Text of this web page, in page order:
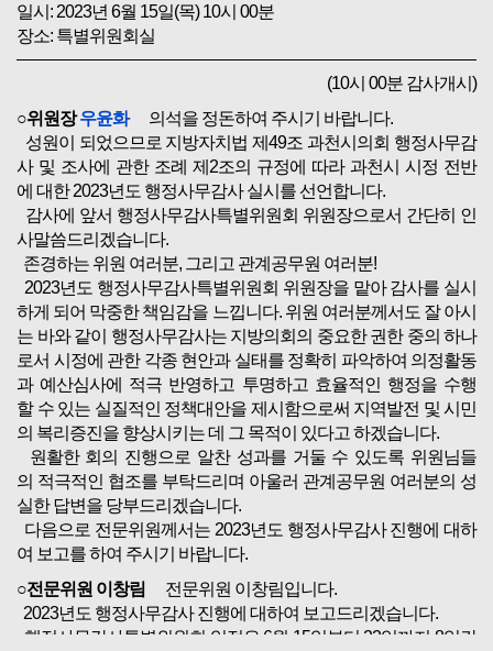
일시: 2023년 6월 15일(목) 10시 00분
장소: 특별위원회실
(10시 00분 감사개시)
○위원장우윤화의석을 정돈하여 주시기 바랍니다.
성원이 되었으므로 지방자치법 제49조 과천시의회 행정사무감
사 및 조사에 관한 조례 제2조의 규정에 따라 과천시 시정 전반
에 대한 2023년도 행정사무감사 실시를 선언합니다.
감사에 앞서 행정사무감사특별위원회 위원장으로서 간단히 인
사말씀드리겠습니다.
존경하는 위원 여러분, 그리고 관계공무원 여러분!
2023년도 행정사무감사특별위원회 위원장을 맡아 감사를 실시
하게 되어 막중한 책임감을 느낍니다. 위원 여러분께서도 잘 아시
는 바와 같이 행정사무감사는 지방의회의 중요한 권한 중의 하나
로서 시정에 관한 각종 현안과 실태를 정확히 파악하여 의정활동
과 예산심사에 적극 반영하고 투명하고 효율적인 행정을 수행
할 수 있는 실질적인 정책대안을 제시함으로써 지역발전 및 시민
의 복리증진을 향상시키는 데 그 목적이 있다고 하겠습니다.
원활한 회의 진행으로 알찬 성과를 거둘 수 있도록 위원님들
의 적극적인 협조를 부탁드리며 아울러 관계공무원 여러분의 성
실한 답변을 당부드리겠습니다.
다음으로 전문위원께서는 2023년도 행정사무감사 진행에 대하
여 보고를 하여 주시기 바랍니다.
○전문위원 이창림 전문위원 이창림입니다.
2023년도 행정사무감사 진행에 대하여 보고드리겠습니다.
행정사무감사특별위원회 일정은 6월 15일부터 22일까지 8일간